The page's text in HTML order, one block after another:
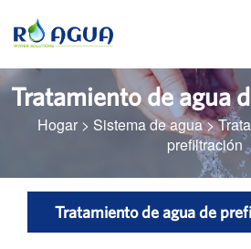
Tratamiento de agua
Hogar > Sistema de agua>
prefiltración
Tratamiento de agua de